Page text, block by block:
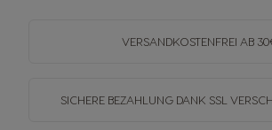
VERSANDKOSTENFREI AB
SICHERE BEZAHLUNG DANK SSL